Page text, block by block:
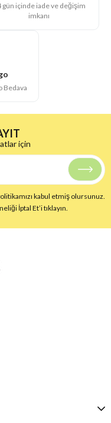
gün içinde iade ve değişim
imkanı
Bedava
için
kabul etmiş olursunuz.
İptal Et’i tıklayın.